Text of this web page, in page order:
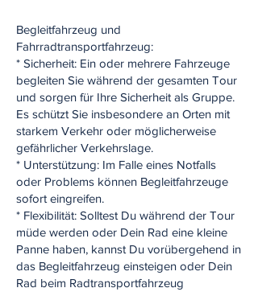
Begleitfahrzeug und
Fahrradtransportfahrzeug:
* Sicherheit: Ein oder mehrere Fahrzeuge
begleiten Sie während der gesamten Tour
und sorgen für Ihre Sicherheit als Gruppe.
Es schützt Sie insbesondere an Orten mit
starkem Verkehr oder möglicherweise
gefährlicher Verkehrslage.
* Unterstützung: Im Falle eines Notfalls
oder Problems können Begleitfahrzeuge
sofort eingreifen.
* Flexibilität: Solltest Du während der Tour
müde werden oder Dein Rad eine kleine
Panne haben, kannst Du vorübergehend in
das Begleitfahrzeug einsteigen oder Dein
Rad beim Radtransportfahrzeug